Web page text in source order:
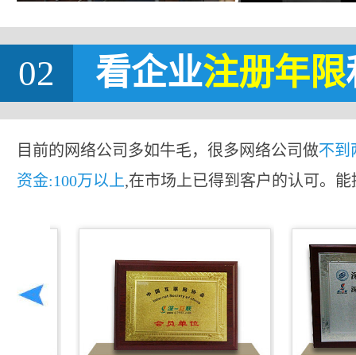
02 看企业注册年限
目前的网络公司多如牛毛，很多网络公司做不到
资金:100万以上,在市场上已得到客户的认可。